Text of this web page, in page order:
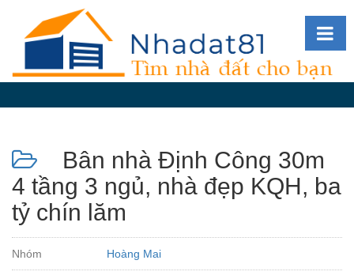
đàn
Giới
Tin
nhà
đất
videos
Tìm
kiếm
Bân nhà Định Công 30m
4 tầng 3 ngủ, nhà đẹp KQH, ba
tỷ chín lăm
Nhóm Hoàng Mai